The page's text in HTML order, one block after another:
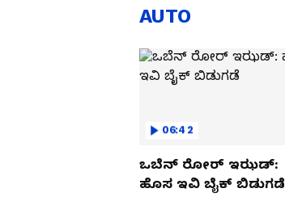
AUTO
06:42
ಒಬೆನ್ ರೋರ್ ಇಝಡ್:
ಹೊಸ ಇವಿ ಬೈಕ್ ಬಿಡುಗಡೆ